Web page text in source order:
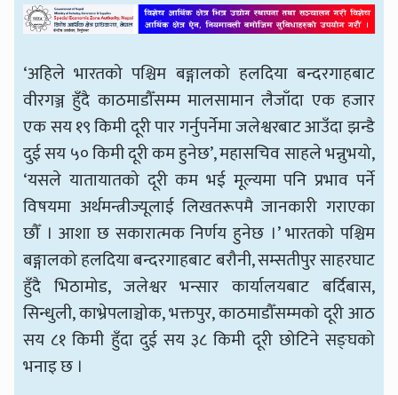
‘अहिले भारतको पश्चिम बङ्गालको हलदिया बन्दरगाहबाट
वीरगञ्ज हुँदै काठमाडौँसम्म मालसामान लैजाँदा एक हजार
एक सय १९ किमी दूरी पार गर्नुपर्नेमा जलेश्वरबाट आउँदा झन्डै
दुई सय ५० किमी दूरी कम हुनेछ’, महासचिव साहले भन्नुभयो,
‘यसले यातायातको दूरी कम भई मूल्यमा पनि प्रभाव पर्ने
विषयमा अर्थमन्त्रीज्यूलाई लिखतरूपमै जानकारी गराएका
छौँ । आशा छ सकारात्मक निर्णय हुनेछ ।’ भारतको पश्चिम
बङ्गालको हलदिया बन्दरगाहबाट बरौनी, सम्सतीपुर साहरघाट
हुँदै भिठामोड, जलेश्वर भन्सार कार्यालयबाट बर्दिबास,
सिन्धुली, काभ्रेपलाञ्चोक, भक्तपुर, काठमाडौँसम्मको दूरी आठ
सय ८१ किमी हुँदा दुई सय ३८ किमी दूरी छोटिने सङ्घको
भनाइ छ ।